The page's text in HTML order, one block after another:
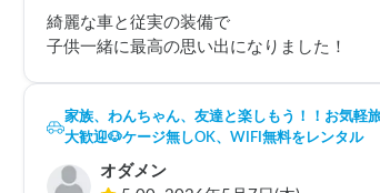
綺麗な車と従実の装備で
家族、わんちゃん、友達と楽しもう！！お気軽
大歓迎🐶ケージ無しOK、WIFI無料をレンタル
オダメン